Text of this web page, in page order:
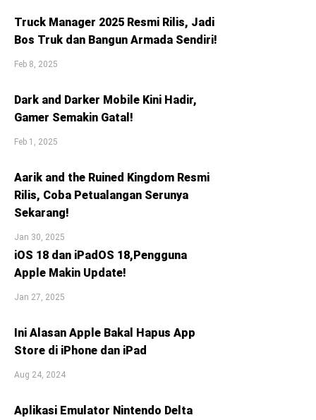
Truck Manager 2025 Resmi Rilis, Jadi
Bos Truk dan Bangun Armada Sendiri!
Feb 8, 2025
Dark and Darker Mobile Kini Hadir,
Gamer Semakin Gatal!
Feb 1, 2025
Aarik and the Ruined Kingdom Resmi
Rilis, Coba Petualangan Serunya
Sekarang!
Jan 30, 2025
iOS 18 dan iPadOS 18,Pengguna
Apple Makin Update!
Jan 27, 2025
Ini Alasan Apple Bakal Hapus App
Store di iPhone dan iPad
Aug 24, 2024
Aplikasi Emulator Nintendo Delta